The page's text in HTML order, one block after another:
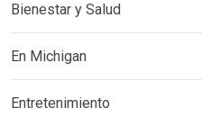
Bienestar y Salud
En Michigan
Entretenimiento